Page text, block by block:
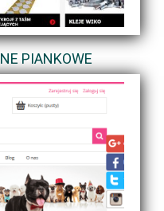
PIANKOWE